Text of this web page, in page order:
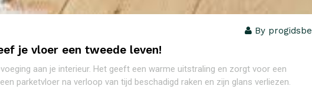
By progidsbe
je vloer een tweede leven!
aan je interieur. Het geeft een warme uitstraling en zorgt voor een
parketvloer na verloop van tijd beschadigd raken en zijn glans verliezen.